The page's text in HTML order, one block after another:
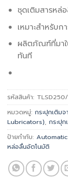
ชุดเติมสารหล่
เหมาะสำหรับ
ผลิตภัณฑ์ที่มา
ทันที
รหัสสินค้า:
หมวดหมู่: กระปุกเติม
Lubricators), กระปุ
ป้ายกำกับ:
หล่อลื่นอัตโนมัติ